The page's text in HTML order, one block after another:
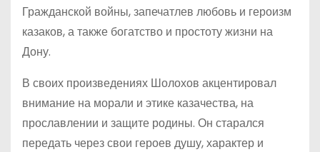
Гражданской войны, запечатлев любовь и героизм
казаков, а также богатство и простоту жизни на
Дону.
В своих произведениях Шолохов акцентировал
внимание на морали и этике казачества, на
прославлении и защите родины. Он старался
передать через свои героев душу, характер и